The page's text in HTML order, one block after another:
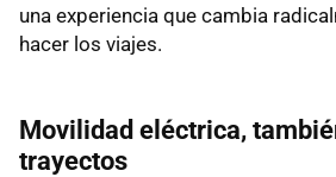
una experiencia que cambia
hacer los viajes.
Movilidad eléctrica,
trayectos